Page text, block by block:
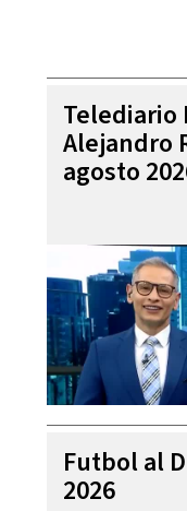
Telediario
Alejandro
agosto
Futbol al
2026